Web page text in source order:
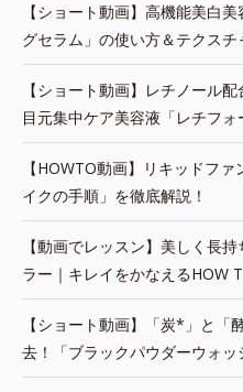
【ショート動画】高機能美白
グセラム」の使い方＆テクスチ
【ショート動画】レチノール
目元集中ケア美容液「レチフ
【HOWTO動画】リキッドフ
イクの手順」を徹底解説！
【動画でレッスン】美しく長
ラー｜キレイをかなえるHOW
【ショート動画】「炭*」と
去！「ブラックパウダーウォ